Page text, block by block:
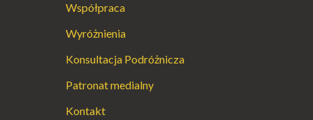
Współpraca
Wyróżnienia
Konsultacja Podróżnicza
Patronat medialny
Kontakt